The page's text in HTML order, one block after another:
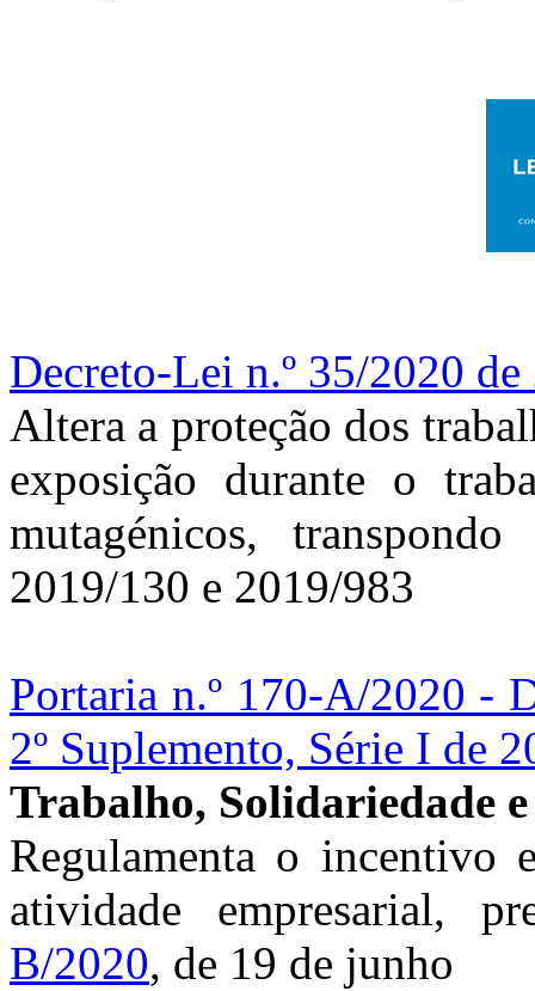
Decreto-Lei n.º 35/2020
Altera a proteção dos
exposição durante o
mutagénicos,
2019/130 e 2019/983
Portaria n.º 170-A/2020 -
2º Suplemento, Série I de
Trabalho, Solidariedade
Regulamenta o incentivo
atividade empresarial,
B/2020, de 19 de junho